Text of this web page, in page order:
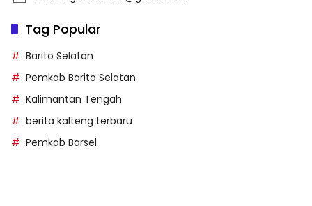
Tag Popular
Barito Selatan
Pemkab Barito Selatan
Kalimantan Tengah
berita kalteng terbaru
Pemkab Barsel